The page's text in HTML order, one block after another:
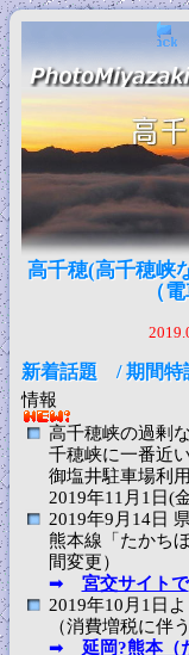
高千穂(高千穂峡
（
新着話題 / 期間特
情報
高千穂峡の過剰
千穂峡に一番近
御塩井駐車場利
2019年11月1日(
2019年9月14日
熊本線「たかち
間変更）
➡
宮交サイトで
2019年10月1日
（消費増税に伴
➡
延岡?熊本（